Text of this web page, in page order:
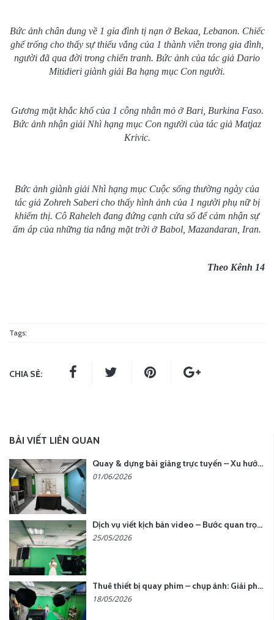
Bức ảnh chân dung về 1 gia đình tị nạn ở Bekaa, Lebanon. Chiếc
ghế trống cho thấy sự thiếu vắng của 1 thành viên trong gia đình,
người đã qua đời trong chiến tranh. Bức ảnh của tác giả Dario
Mitidieri giành giải Ba hạng mục Con người.
Gương mặt khắc khổ của 1 công nhân mỏ ở Bari, Burkina Faso.
Bức ảnh nhận giải Nhì hạng mục Con người của tác giả Matjaz
Krivic.
Bức ảnh giành giải Nhì hạng mục Cuộc sống thường ngày của
tác giả Zohreh Saberi cho thấy hình ảnh của 1 người phụ nữ bị
khiếm thị. Cô Raheleh đang đứng cạnh cửa sổ để cảm nhận sự
ấm áp của những tia nắng mặt trời ở Babol, Mazandaran, Iran.
Theo Kênh 14
Tags:
CHIA SẺ:
BÀI VIẾT LIÊN QUAN
Quay & dựng bài giảng trực tuyến – Xu hướng đào tạo thời đại số
01/06/2026
Dịch vụ viết kịch bản video – Bước quan trọng quyết định thành công nội dung
25/05/2026
Thuê thiết bị quay phim – chụp ảnh: Giải pháp tối ưu chi phí cho doanh nghiệp
18/05/2026